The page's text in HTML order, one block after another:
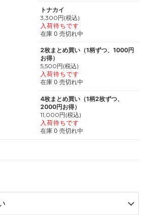
トナカイ
3,300円(税込)
入荷待ちです
在庫 0 売切れ中
2枚まとめ買い（1柄ずつ、1000円
お得）
5,500円(税込)
入荷待ちです
在庫 0 売切れ中
4枚まとめ買い（1柄2枚ずつ、
2000円お得）
11,000円(税込)
入荷待ちです
在庫 0 売切れ中